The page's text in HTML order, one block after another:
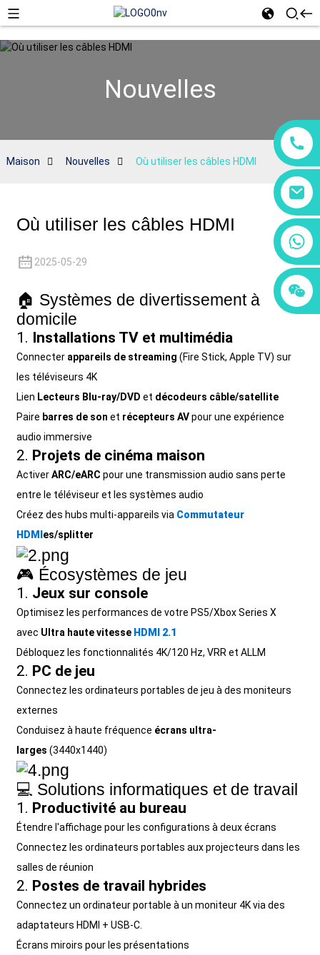
+86 15118299221
Nouvelles
Maison Nouvelles Où utiliser les câbles HDMI
Où utiliser les câbles HDMI
2025-05-29
🏠 Systèmes de divertissement à
domicile
1. Installations TV et multimédia
Connecter appareils de streaming (Fire Stick, Apple TV) sur
les téléviseurs 4K
Lien Lecteurs Blu-ray/DVD et décodeurs câble/satellite
Paire barres de son et récepteurs AVpour une expérience
audio immersive
2. Projets de cinéma maison
ActiverARC/eARC pour une transmission audio sans perte
entre le téléviseur et les systèmes audio
Créez des hubs multi-appareils via Commutateur
HDMI es/splitter
🎮 Écosystèmes de jeu
1. Jeux sur console
Optimisez les performances de votre PS5/Xbox Series X
avec Ultra haute vitesse HDMI 2.1
Débloquez les fonctionnalités 4K/120 Hz, VRR et ALLM
2. PC de jeu
Connectez les ordinateurs portables de jeu à des moniteurs
externes
Conduisez à haute fréquence écrans ultra-
larges (3440x1440)
💻 Solutions informatiques et de travail
1. Productivité au bureau
Étendre l'affichage pour les configurations à deux écrans
Connectez les ordinateurs portables aux projecteurs dans les
salles de réunion
2. Postes de travail hybrides
Connectez un ordinateur portable à un moniteur 4K via des
adaptateurs HDMI + USB-C.
Écrans miroirs pour les présentations